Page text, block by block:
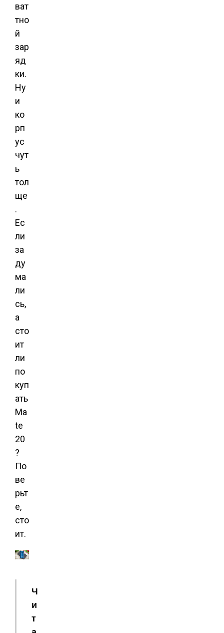
ват
тно
й
зар
яд
ки.
Ну
и
ко
рп
ус
чут
ь
тол
ще
.
Ес
ли
за
ду
ма
ли
сь,
а
сто
ит
ли
по
куп
ать
Ma
te
20
?
По
ве
рьт
е,
сто
ит.
Ч
и
т